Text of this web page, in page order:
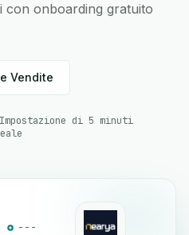
con onboarding gratuito
Vendite
Impostazione di 5 minuti